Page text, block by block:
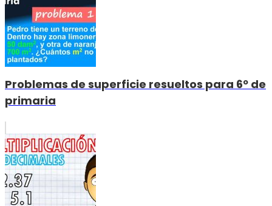
Problemas de superficie resueltos para 6º de
primaria